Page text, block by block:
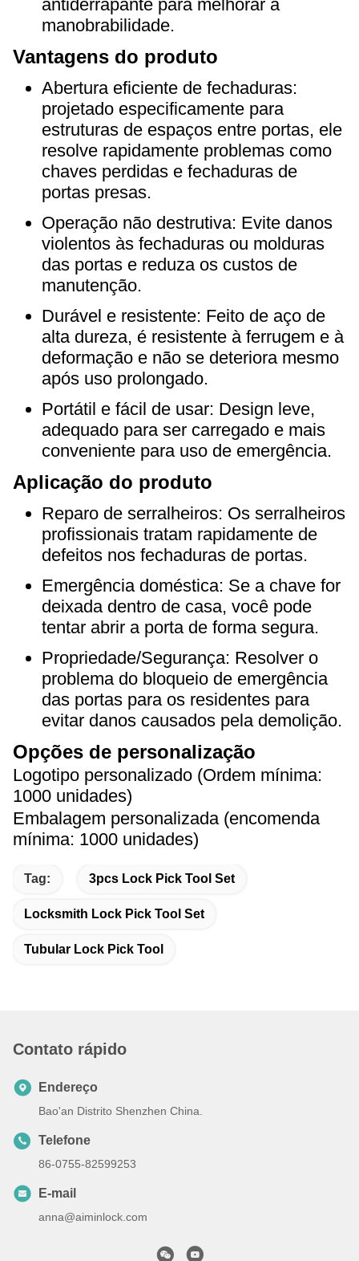
antiderrapante para melhorar a
manobrabilidade.
Vantagens do produto
Abertura eficiente de fechaduras:
projetado especificamente para
estruturas de espaços entre portas, ele
resolve rapidamente problemas como
chaves perdidas e fechaduras de
portas presas.
Operação não destrutiva: Evite danos
violentos às fechaduras ou molduras
das portas e reduza os custos de
manutenção.
Durável e resistente: Feito de aço de
alta dureza, é resistente à ferrugem e à
deformação e não se deteriora mesmo
após uso prolongado.
Portátil e fácil de usar: Design leve,
adequado para ser carregado e mais
conveniente para uso de emergência.
Aplicação do produto
Reparo de serralheiros: Os serralheiros
profissionais tratam rapidamente de
defeitos nos fechaduras de portas.
Emergência doméstica: Se a chave for
deixada dentro de casa, você pode
tentar abrir a porta de forma segura.
Propriedade/Segurança: Resolver o
problema do bloqueio de emergência
das portas para os residentes para
evitar danos causados pela demolição.
Opções de personalização
Logotipo personalizado (Ordem mínima:
1000 unidades)
Embalagem personalizada (encomenda
mínima: 1000 unidades)
Tag: 3pcs Lock Pick Tool Set
Locksmith Lock Pick Tool Set
Tubular Lock Pick Tool
Contato rápido
Endereço
Bao'an Distrito Shenzhen China.
Telefone
86-0755-82599253
E-mail
anna@aiminlock.com